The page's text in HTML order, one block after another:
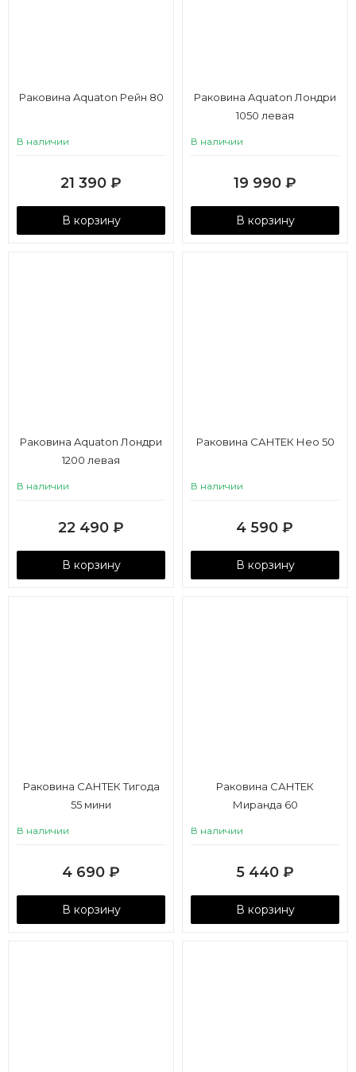
Раковина Aquaton Рейн 80
В наличии
21 390 ₽
В корзину
Раковина Aquaton Лондри
1050 левая
В наличии
19 990 ₽
В корзину
Раковина Aquaton Лондри
1200 левая
В наличии
22 490 ₽
В корзину
Раковина САНТЕК Нео 50
В наличии
4 590 ₽
В корзину
Раковина САНТЕК Тигода
55 мини
В наличии
4 690 ₽
В корзину
Раковина САНТЕК
Миранда 60
В наличии
5 440 ₽
В корзину